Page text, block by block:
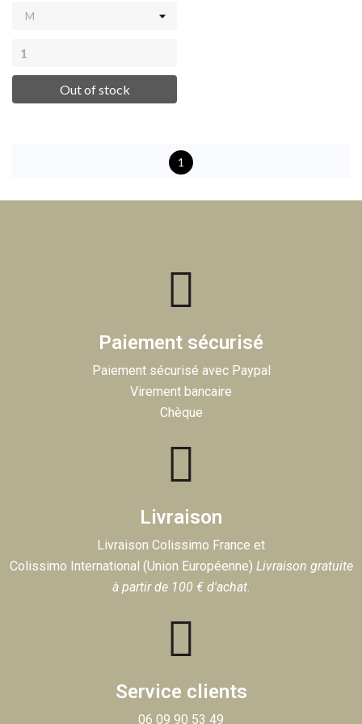
Out of stock
1
Paiement sécurisé
Paiement sécurisé avec Paypal
Virement bancaire
Chèque
Livraison
Livraison Colissimo France et
Colissimo International (Union Européenne) Livraison gratuite
à partir de 100 € d'achat.
Service clients
06 09 90 53 49